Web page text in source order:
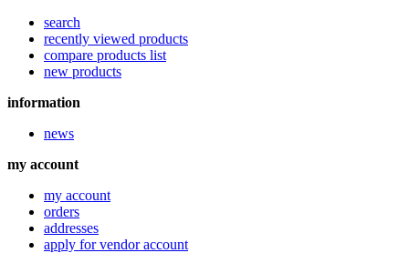
search
recently viewed products
compare products list
new products
information
news
my account
my account
orders
addresses
apply for vendor account